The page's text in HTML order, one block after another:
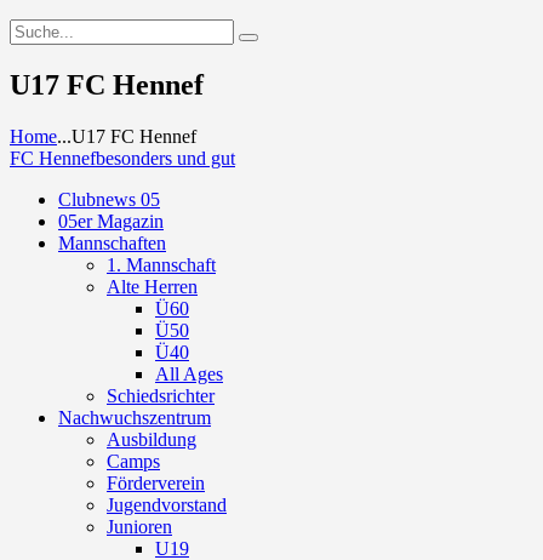
U17 FC Hennef
Home...U17 FC Hennef
FC Hennefbesonders und gut
Clubnews 05
05er Magazin
Mannschaften
1. Mannschaft
Alte Herren
Ü60
Ü50
Ü40
All Ages
Schiedsrichter
Nachwuchszentrum
Ausbildung
Camps
Förderverein
Jugendvorstand
Junioren
U19